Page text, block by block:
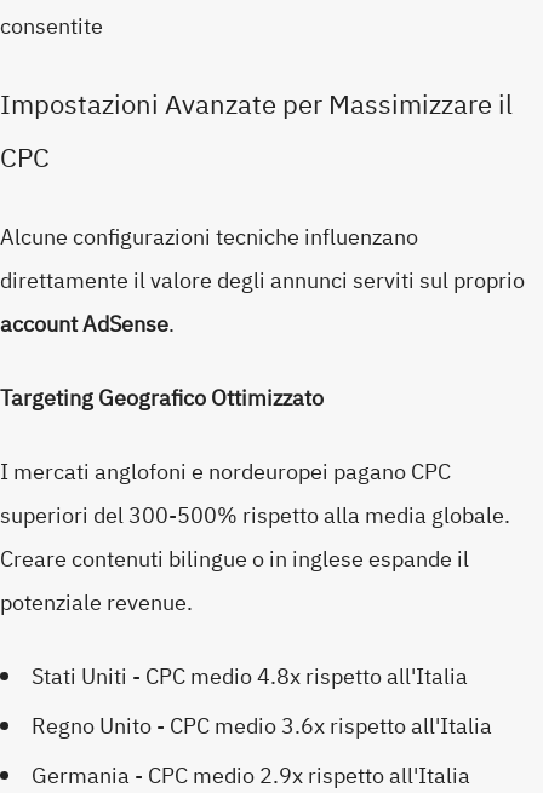
consentite
Impostazioni Avanzate per Massimizzare il
CPC
Alcune configurazioni tecniche influenzano
direttamente il valore degli annunci serviti sul proprio
account AdSense.
Targeting Geografico Ottimizzato
I mercati anglofoni e nordeuropei pagano CPC
superiori del 300-500% rispetto alla media globale.
Creare contenuti bilingue o in inglese espande il
potenziale revenue.
Stati Uniti - CPC medio 4.8x rispetto all'Italia
Regno Unito - CPC medio 3.6x rispetto all'Italia
Germania - CPC medio 2.9x rispetto all'Italia